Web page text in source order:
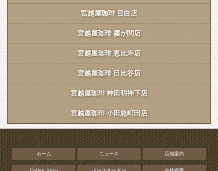
宮越屋珈琲 目白店
宮越屋珈琲 霞が関店
宮越屋珈琲 恵比寿店
宮越屋珈琲 日比谷店
宮越屋珈琲 神田明神下店
宮越屋珈琲 小田急町田店
ホーム ニュース 店舗案内